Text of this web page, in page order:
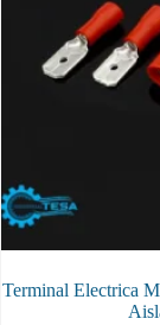
Terminal Electrica